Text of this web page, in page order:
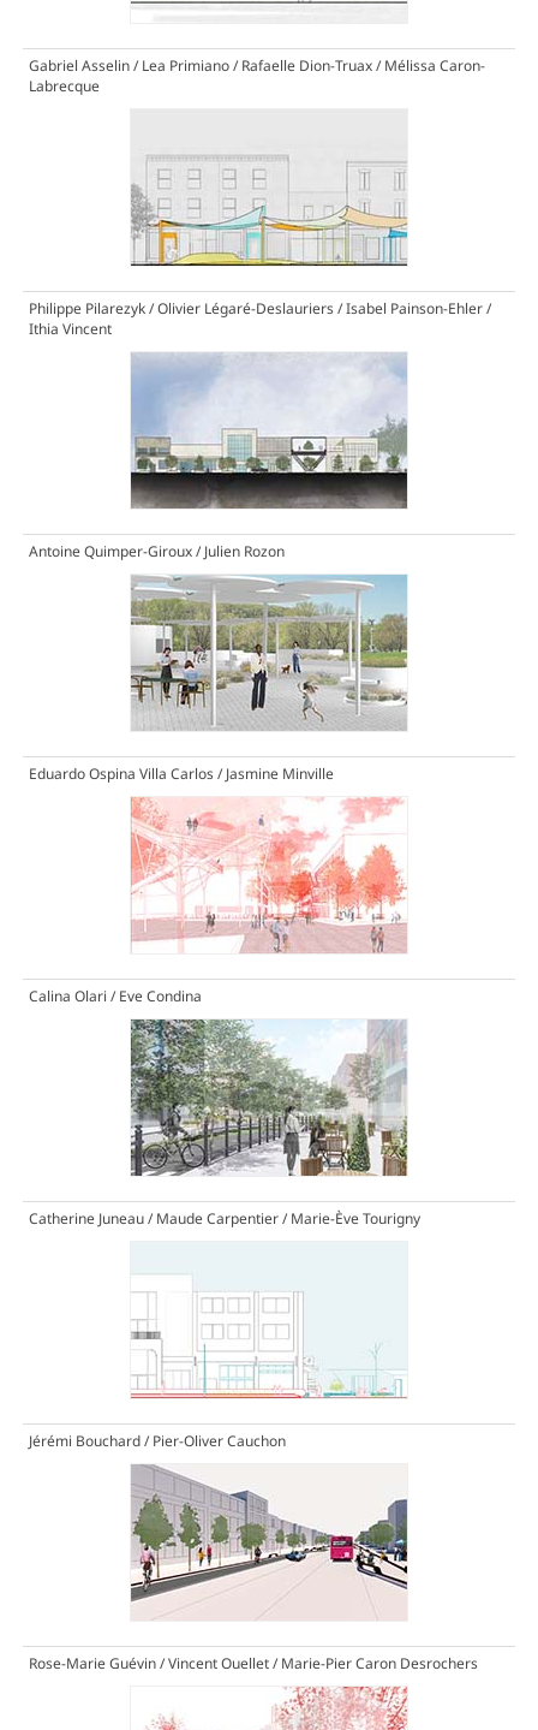
Gabriel Asselin / Lea Primiano / Rafaelle Dion-Truax / Mélissa Caron-
Labrecque
Philippe Pilarezyk / Olivier Légaré-Deslauriers / Isabel Painson-Ehler /
Ithia Vincent
Antoine Quimper-Giroux / Julien Rozon
Eduardo Ospina Villa Carlos / Jasmine Minville
Calina Olari / Eve Condina
Catherine Juneau / Maude Carpentier / Marie-Ève Tourigny
Jérémi Bouchard / Pier-Oliver Cauchon
Rose-Marie Guévin / Vincent Ouellet / Marie-Pier Caron Desrochers